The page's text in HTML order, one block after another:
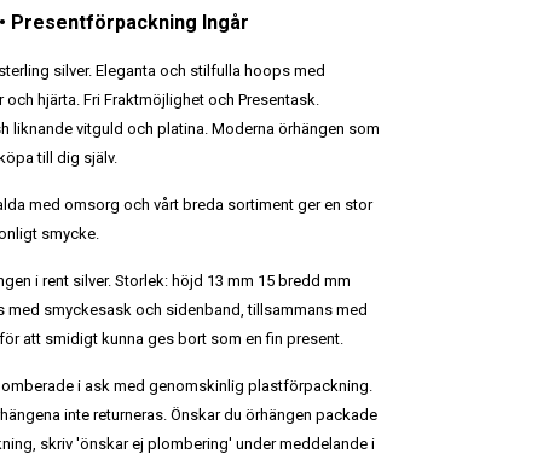
Presentförpackning Ingår
silver. Eleganta och stilfulla hoops med
hjärta. Fri Fraktmöjlighet och Presentask.
liknande vitguld och platina. Moderna örhängen som
till dig själv.
med omsorg och vårt breda sortiment ger en stor
smycke.
i rent silver. Storlek: höjd 13 mm 15 bredd mm
med smyckesask och sidenband, tillsammans med
att smidigt kunna ges bort som en fin present.
i ask med genomskinlig plastförpackning.
inte returneras. Önskar du örhängen packade
skriv 'önskar ej plombering' under meddelande i